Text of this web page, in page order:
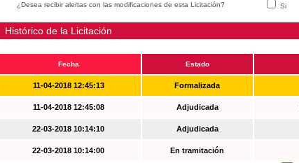
¿Desea recibir alertas con las modificaciones de esta Licitación? Si
Histórico de la Licitación
Fecha Estado
11-04-2018 12:45:13 Formalizada
11-04-2018 12:45:08 Adjudicada
22-03-2018 10:14:10 Adjudicada
22-03-2018 10:14:00 En tramitación